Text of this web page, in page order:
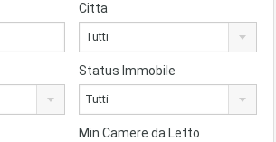
Citta
Tutti
Status Immobile
Tutti
Min Camere da Letto